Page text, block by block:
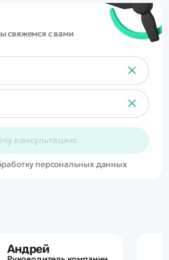
впечатляющую инженерную
свяжемся с вами
консультацию
персональных данных
Андрей